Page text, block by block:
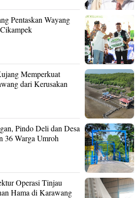
Pentaskan Wayang
Memperkuat
dari Kerusakan
Pindo Deli dan Desa
36 Warga Umroh
Operasi Tinjau
Hama di Karawang